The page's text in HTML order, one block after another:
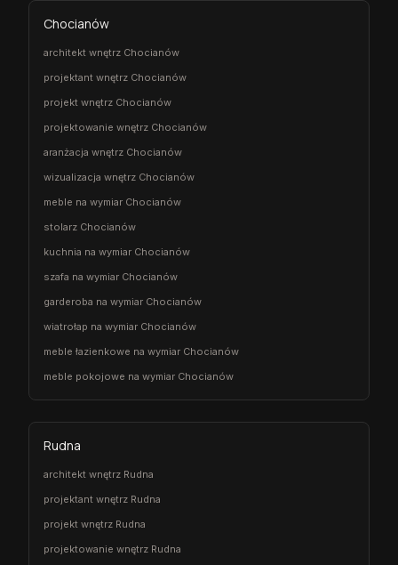
Chocianów
architekt wnętrz Chocianów
projektant wnętrz Chocianów
projekt wnętrz Chocianów
projektowanie wnętrz Chocianów
aranżacja wnętrz Chocianów
wizualizacja wnętrz Chocianów
meble na wymiar Chocianów
stolarz Chocianów
kuchnia na wymiar Chocianów
szafa na wymiar Chocianów
garderoba na wymiar Chocianów
wiatrołap na wymiar Chocianów
meble łazienkowe na wymiar Chocianów
meble pokojowe na wymiar Chocianów
Rudna
architekt wnętrz Rudna
projektant wnętrz Rudna
projekt wnętrz Rudna
projektowanie wnętrz Rudna